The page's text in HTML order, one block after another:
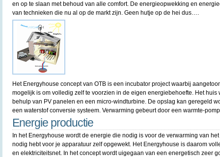
en op te slaan met behoud van alle comfort. De energieopwekking en
van technieken die nu al op de markt zijn. Geen hutje op de hei dus….
Het Energyhouse concept van OTB is een incubator project waarbij
mogelijk is om volledig zelf te voorzien in de eigen energiebehoefte. Het huis
behulp van PV panelen en een micro-windturbine. De opslag kan geregeld
een waterstof conversie systeem. Verwarming gebeurt door een warmte-
Energie productie
In het Energyhouse wordt de energie die nodig is voor de verwarming van
nodig hebt voor je apparatuur zelf opgewekt. Het Energyhouse is daarom
en elektriciteitsnet. In het concept wordt uigegaan van een energetisch zeer